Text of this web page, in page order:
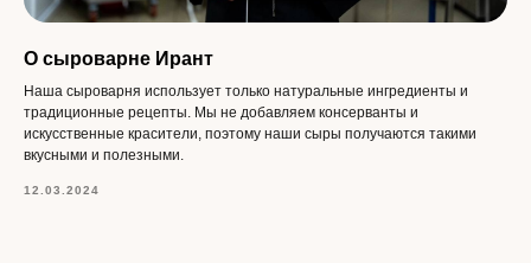
О сыроварне Ирант
Наша сыроварня использует только натуральные ингредиенты и
традиционные рецепты. Мы не добавляем консерванты и
искусственные красители, поэтому наши сыры получаются такими
вкусными и полезными.
12.03.2024
ИП Болотуев Антон Александрович